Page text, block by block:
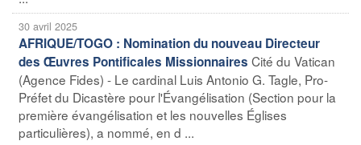
30 avril 2025
AFRIQUE/TOGO : Nomination du nouveau Directeur
des Œuvres Pontificales Missionnaires Cité du Vatican
(Agence Fides) - Le cardinal Luis Antonio G. Tagle, Pro-
Préfet du Dicastère pour l'Évangélisation (Section pour la
première évangélisation et les nouvelles Églises
particulières), a nommé, en d ...